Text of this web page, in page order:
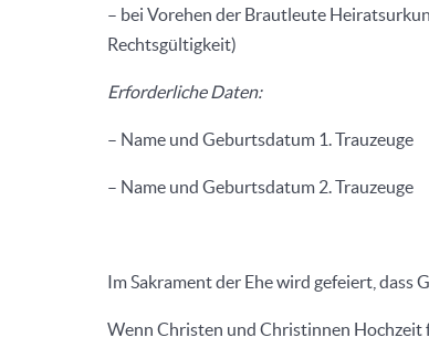
– bei Vorehen der Brautleute
Rechtsgültigkeit)
Erforderliche Daten:
– Name und Geburtsdatum 1. Trauzeuge
– Name und Geburtsdatum 2. Trauzeuge
Im Sakrament der Ehe wird gefeiert, dass
Wenn Christen und Christinnen Hochzeit